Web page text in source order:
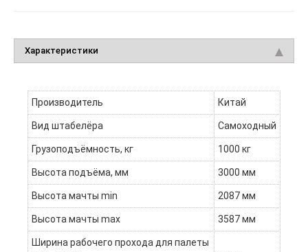
Характеристики
Производитель Китай
Вид штабелёра Самоходный
Грузоподъёмность, кг 1000 кг
Высота подъёма, мм 3000 мм
Высота мачты min 2087 мм
Высота мачты max 3587 мм
Ширина рабочего прохода для палеты